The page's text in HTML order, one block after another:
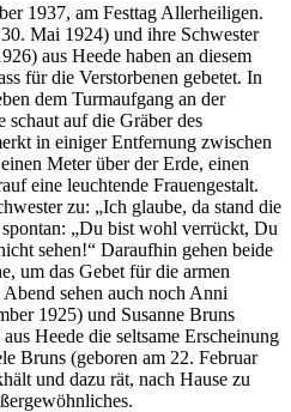
1937, am Festtag Allerheiligen.
Mai 1924) und ihre Schwester
aus Heede haben an diesem
für die Verstorbenen gebetet. In
dem Turmaufgang an der
schaut auf die Gräber des
in einiger Entfernung zwischen
Meter über der Erde, einen
eine leuchtende Frauengestalt.
zu: „Ich glaube, da stand die
„Du bist wohl verrückt, Du
sehen!“ Daraufhin gehen beide
um das Gebet für die armen
sehen auch noch Anni
1925) und Susanne Bruns
Heede die seltsame Erscheinung
Bruns (geboren am 22. Februar
und dazu rät, nach Hause zu